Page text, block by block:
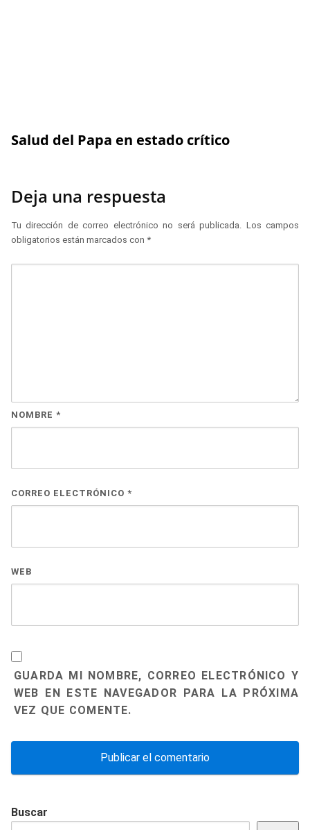
Salud del Papa en estado crítico
Deja una respuesta
Tu dirección de correo electrónico no será publicada. Los campos
obligatorios están marcados con *
NOMBRE *
CORREO ELECTRÓNICO *
WEB
GUARDA MI NOMBRE, CORREO ELECTRÓNICO Y
WEB EN ESTE NAVEGADOR PARA LA PRÓXIMA
VEZ QUE COMENTE.
Buscar